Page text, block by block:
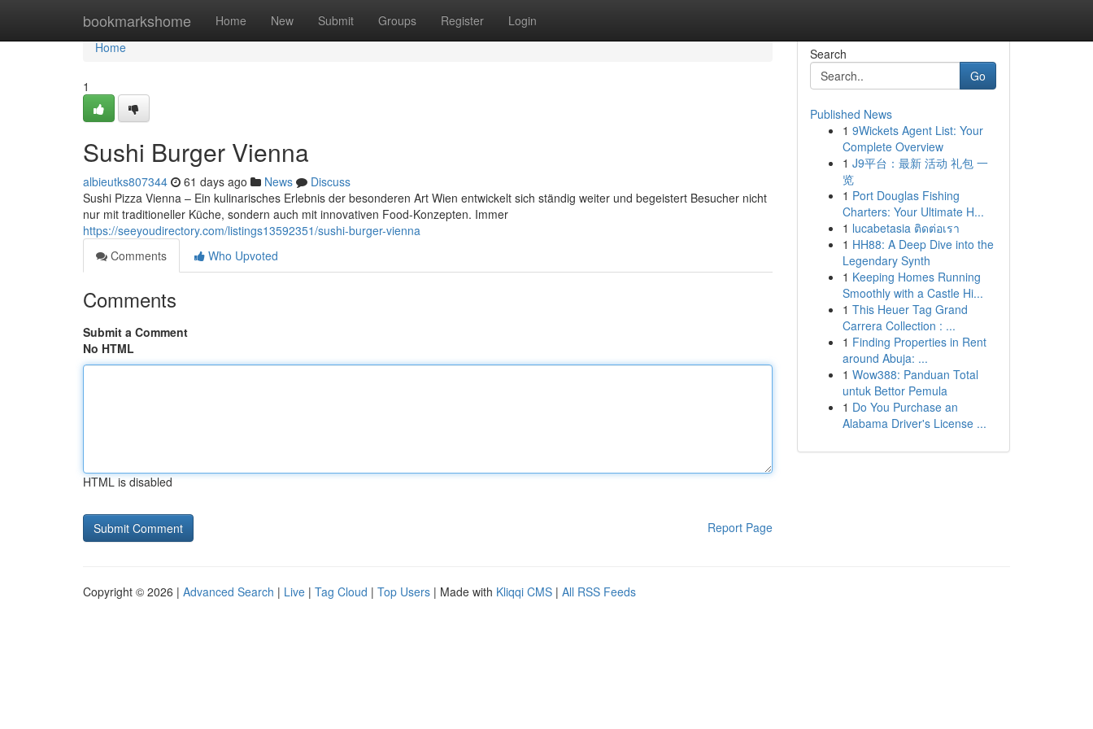
bookmarkshome Home New Submit Groups Register Login
Home
Home
1
Sushi Burger Vienna
albieutks807344 61 days ago News
Discuss
Sushi Pizza Vienna – Ein kulinarisches Erlebnis der besonderen Art Wien entwickelt sich ständig weiter und begeistert Besucher nicht
nur mit traditioneller Küche, sondern auch mit innovativen Food-Konzepten. Immer
https://seeyoudirectory.com/listings13592351/sushi-burger-vienna
Comments
Who Upvoted
Comments
Submit a Comment
No HTML
HTML is disabled
Report Page
Search
Go
Published News
1 9Wickets Agent List: Your
Complete Overview
1 J9平台：最新 活动 礼包 一
览
1 Port Douglas Fishing
Charters: Your Ultimate H...
1 lucabetasia ติดต่อเรา
1 HH88: A Deep Dive into the
Legendary Synth
1 Keeping Homes Running
Smoothly with a Castle Hi...
1 This Heuer Tag Grand
Carrera Collection : ...
1 Finding Properties in Rent
around Abuja: ...
1 Wow388: Panduan Total
untuk Bettor Pemula
1 Do You Purchase an
Alabama Driver's License ...
Copyright © 2026 | Advanced Search | Live | Tag Cloud | Top Users | Made with Kliqqi CMS | All RSS Feeds